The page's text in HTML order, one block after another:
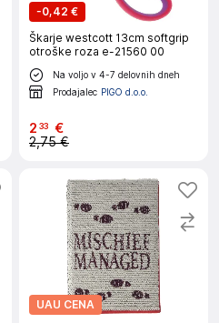
-0,42 €
Škarje westcott 13cm softgrip
otroške roza e-21560 00
Na voljo v 4-7 delovnih dneh
Prodajalec PIGO d.o.o.
2 33 €
2,75 €
UAU CENA